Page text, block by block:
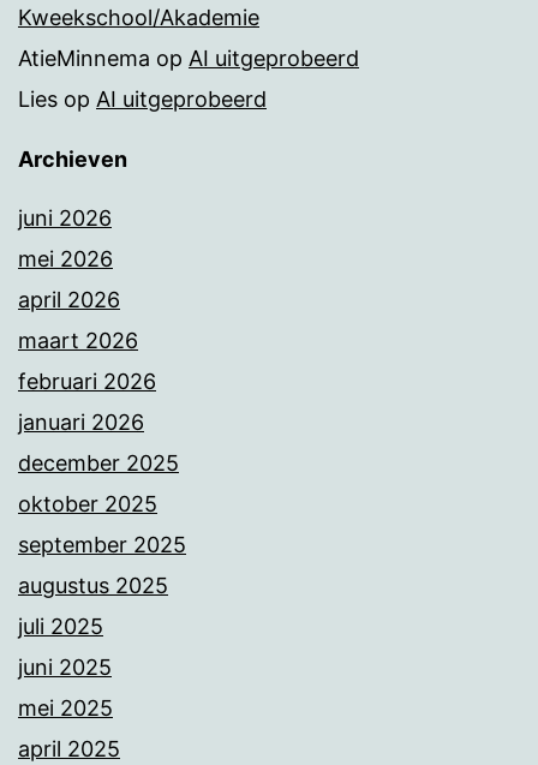
Kweekschool/Akademie
AtieMinnema op AI uitgeprobeerd
Lies op AI uitgeprobeerd
Archieven
juni 2026
mei 2026
april 2026
maart 2026
februari 2026
januari 2026
december 2025
oktober 2025
september 2025
augustus 2025
juli 2025
juni 2025
mei 2025
april 2025